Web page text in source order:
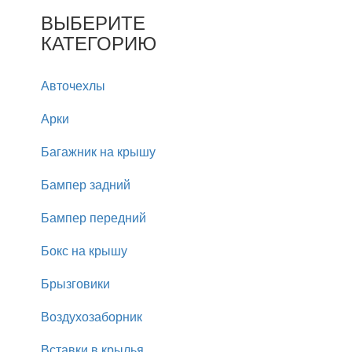
ВЫБЕРИТЕ
КАТЕГОРИЮ
Авточехлы
Арки
Багажник на крышу
Бампер задний
Бампер передний
Бокс на крышу
Брызговики
Воздухозаборник